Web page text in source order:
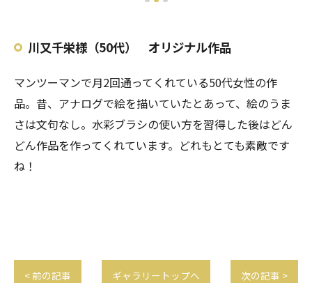
川又千栄様（50代） オリジナル作品
マンツーマンで月2回通ってくれている50代女性の作
品。昔、アナログで絵を描いていたとあって、絵のうま
さは文句なし。水彩ブラシの使い方を習得した後はどん
どん作品を作ってくれています。どれもとても素敵です
ね！
< 前の記事 ギャラリートップへ 次の記事 >